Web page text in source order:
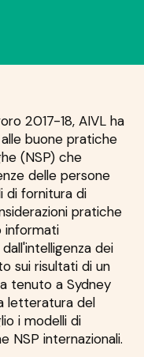
2017-18, AIVL ha
buone pratiche
(NSP) che
delle persone
di fornitura di
pratiche
informati
dei
sui risultati di un
tenuto a Sydney
letteratura del
i modelli di
NSP internazionali.